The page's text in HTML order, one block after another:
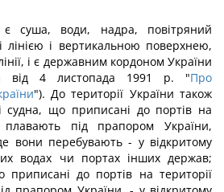
є суша, води, надра, повітряний
лінією і вертикальною поверхнею,
і є державним кордоном України
від 4 листопада 1991 р. "Про
"). До території України також
судна, що приписані до портів на
плавають під прапором України,
вони перебувають - у відкритому
водах чи портах інших держав;
приписані до портів на території